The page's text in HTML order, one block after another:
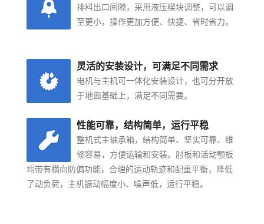
排料出口间隙，采用液压楔块调整，可以调
至更小，操作更加方便、快捷、省时省力。
灵活的安装设计，可满足不同需求
电机与主机可一体化安装设计，也可分开放
于地面基础上，满足不同需要。
性能可靠，结构简单，运行平稳
整机式主轴承箱，结构简单、坚实可靠、维
修容易，方便运输和安装。肘板和活动颚板
均带有横向防偏功能，合理的运动轨迹和配重平衡，降低
了动负荷，主机振动幅度小、噪声低，运行平稳。